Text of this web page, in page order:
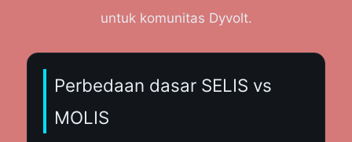
untuk komunitas Dyvolt.
Perbedaan dasar SELIS vs
MOLIS